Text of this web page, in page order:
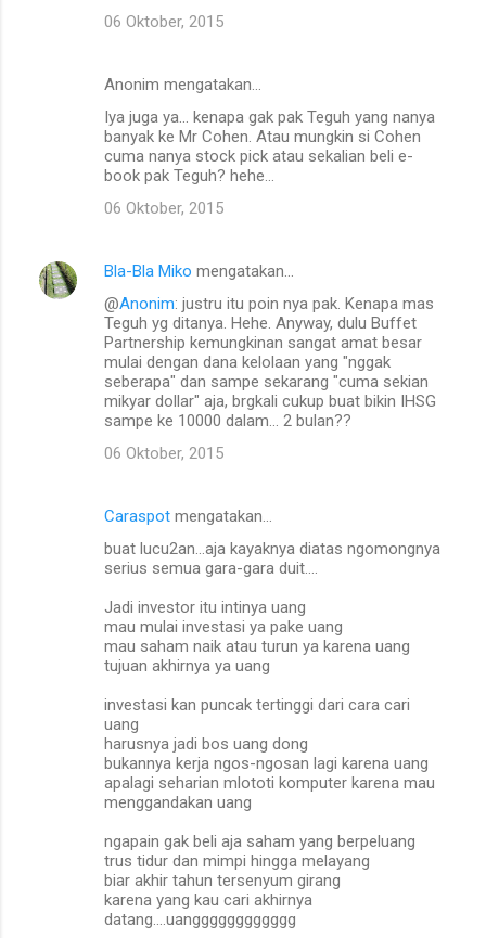
06 Oktober, 2015
Anonim mengatakan…
Iya juga ya... kenapa gak pak Teguh yang nanya
banyak ke Mr Cohen. Atau mungkin si Cohen
cuma nanya stock pick atau sekalian beli e-
book pak Teguh? hehe...
06 Oktober, 2015
Bla-Bla Miko mengatakan…
@Anonim: justru itu poin nya pak. Kenapa mas
Teguh yg ditanya. Hehe. Anyway, dulu Buffet
Partnership kemungkinan sangat amat besar
mulai dengan dana kelolaan yang "nggak
seberapa" dan sampe sekarang "cuma sekian
mikyar dollar" aja, brgkali cukup buat bikin IHSG
sampe ke 10000 dalam... 2 bulan??
06 Oktober, 2015
Caraspot mengatakan…
buat lucu2an...aja kayaknya diatas ngomongnya
serius semua gara-gara duit....
Jadi investor itu intinya uang
mau mulai investasi ya pake uang
mau saham naik atau turun ya karena uang
tujuan akhirnya ya uang
investasi kan puncak tertinggi dari cara cari
uang
harusnya jadi bos uang dong
bukannya kerja ngos-ngosan lagi karena uang
apalagi seharian mlototi komputer karena mau
menggandakan uang
ngapain gak beli aja saham yang berpeluang
trus tidur dan mimpi hingga melayang
biar akhir tahun tersenyum girang
karena yang kau cari akhirnya
datang....uangggggggggggg